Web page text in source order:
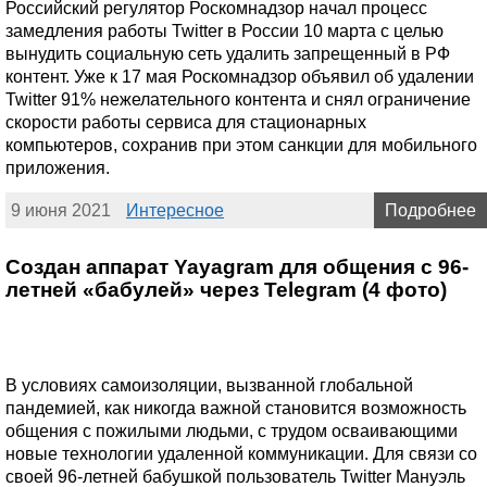
Российский регулятор Роскомнадзор начал процесс
замедления работы Twitter в России 10 марта с целью
вынудить социальную сеть удалить запрещенный в РФ
контент. Уже к 17 мая Роскомнадзор объявил об удалении
Twitter 91% нежелательного контента и снял ограничение
скорости работы сервиса для стационарных
компьютеров, сохранив при этом санкции для мобильного
приложения.
9 июня 2021 Интересное Подробнее
Создан аппарат Yayagram для общения с 96-
летней «бабулей» через Telegram (4 фото)
В условиях самоизоляции, вызванной глобальной
пандемией, как никогда важной становится возможность
общения с пожилыми людьми, с трудом осваивающими
новые технологии удаленной коммуникации. Для связи со
своей 96-летней бабушкой пользователь Twitter Мануэль